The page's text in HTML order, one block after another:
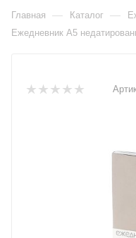
Главная — Каталог —
Ежедневник А5